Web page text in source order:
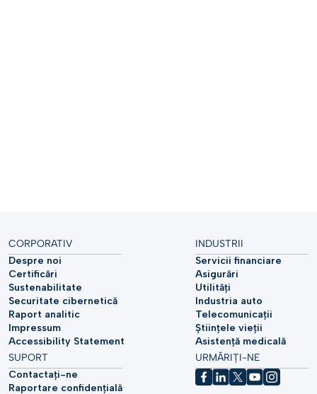
CORPORATIV
Despre noi
Certificări
Sustenabilitate
Securitate cibernetică
Raport analitic
Impressum
Accessibility Statement
INDUSTRII
Servicii financiare
Asigurări
Utilități
Industria auto
Telecomunicații
Științele vieții
Asistență medicală
SUPORT
Contactați-ne
Raportare confidențială
URMĂRIȚI-NE